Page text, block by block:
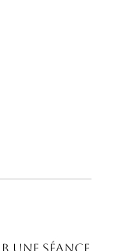
une séance